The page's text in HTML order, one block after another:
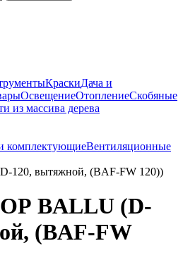
КраскиДача и
ОсвещениеОтоплениеСкобяные
из массива дерева
комплектующиеВентиляционные
вытяжной, (BAF-FW 120))
BALLU (D-
(BAF-FW